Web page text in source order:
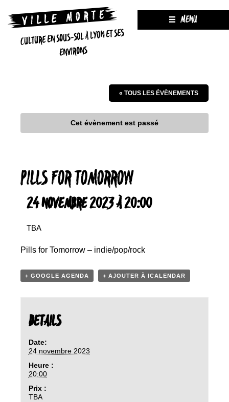
CULTURE EN SOUS-SOL À LYON ET SES
ENVIRONS
MENU
« TOUS LES ÉVÈNEMENTS
Cet évènement est passé
PILLS FOR TOMORROW
24 NOVEMBRE 2023 À 20:00
TBA
Pills for Tomorrow – indie/pop/rock
+ GOOGLE AGENDA + AJOUTER À ICALENDAR
DETAILS
Date:
24 novembre 2023
Heure :
20:00
Prix :
TBA